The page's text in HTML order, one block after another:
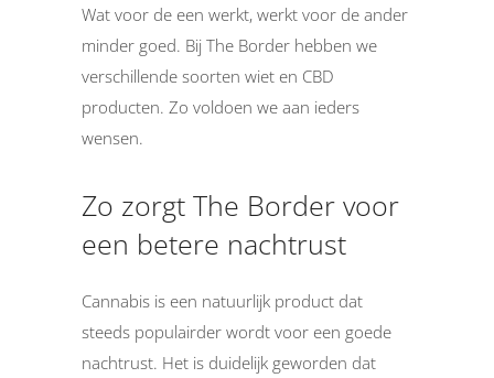
Wat voor de een werkt, werkt voor de ander
minder goed. Bij The Border hebben we
verschillende soorten wiet en CBD
producten. Zo voldoen we aan ieders
wensen.
Zo zorgt The Border voor
een betere nachtrust
Cannabis is een natuurlijk product dat
steeds populairder wordt voor een goede
nachtrust. Het is duidelijk geworden dat